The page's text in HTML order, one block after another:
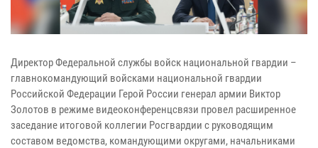
Директор Федеральной службы войск национальной гвардии –
главнокомандующий войсками национальной гвардии
Российской Федерации Герой России генерал армии Виктор
Золотов в режиме видеоконференцсвязи провел расширенное
заседание итоговой коллегии Росгвардии с руководящим
составом ведомства, командующими округами, начальниками